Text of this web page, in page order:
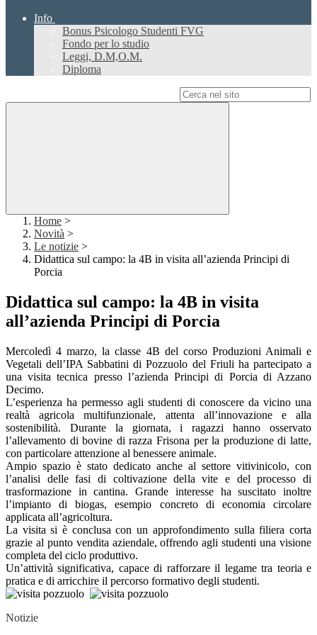
Info
Bonus Psicologo Studenti FVG
Fondo per lo studio
Leggi, D.M,O.M.
Diploma
Home >
Novità >
Le notizie >
Didattica sul campo: la 4B in visita all’azienda Principi di
Porcia
Didattica sul campo: la 4B in visita
all’azienda Principi di Porcia
Mercoledì 4 marzo, la classe 4B del corso Produzioni Animali e
Vegetali dell’IPA Sabbatini di Pozzuolo del Friuli ha partecipato a
una visita tecnica presso l’azienda Principi di Porcia di Azzano
Decimo.
L’esperienza ha permesso agli studenti di conoscere da vicino una
realtà agricola multifunzionale, attenta all’innovazione e alla
sostenibilità. Durante la giornata, i ragazzi hanno osservato
l’allevamento di bovine di razza Frisona per la produzione di latte,
con particolare attenzione al benessere animale.
Ampio spazio è stato dedicato anche al settore vitivinicolo, con
l’analisi delle fasi di coltivazione della vite e del processo di
trasformazione in cantina. Grande interesse ha suscitato inoltre
l’impianto di biogas, esempio concreto di economia circolare
applicata all’agricoltura.
La visita si è conclusa con un approfondimento sulla filiera corta
grazie al punto vendita aziendale, offrendo agli studenti una visione
completa del ciclo produttivo.
Un’attività significativa, capace di rafforzare il legame tra teoria e
pratica e di arricchire il percorso formativo degli studenti.
Notizie